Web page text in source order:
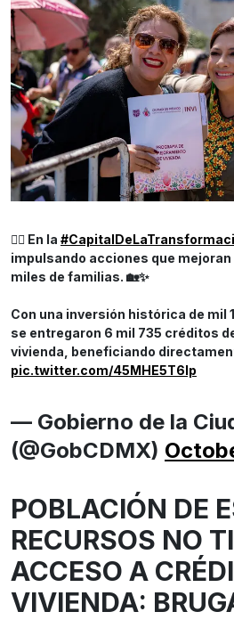
☝🏼 En la
impulsando acciones que mejoran
miles de familias. 🏡✨
Con una inversión histórica de mil
se entregaron 6 mil 735 créditos
vivienda, beneficiando
pic.twitter.com/45MHE5T6lp
— Gobierno de la
(@GobCDMX)
POBLACIÓN DE
RECURSOS NO
ACCESO A
VIVIENDA: